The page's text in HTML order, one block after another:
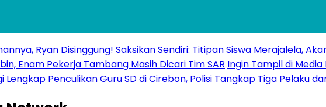
Ryan Disinggung! Saksikan Sendiri: Titipan Siswa Merajalela,
Enam Pekerja Tambang Masih Dicari Tim SAR Ingin Tampil di Media
Lengkap Penculikan Guru SD di Cirebon, Polisi Tangkap Tiga Pelaku